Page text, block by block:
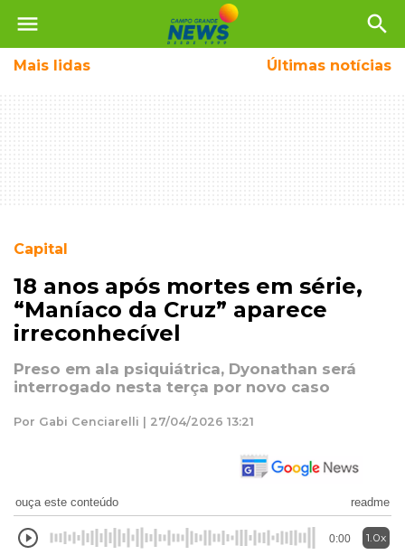
menu search
Mais lidas Últimas notícias
Capital
18 anos após mortes em série,
“Maníaco da Cruz” aparece
irreconhecível
Preso em ala psiquiátrica, Dyonathan será
interrogado nesta terça por novo caso
Por Gabi Cenciarelli | 27/04/2026 13:21
ouça este conteúdo readme
0:00 1.0x